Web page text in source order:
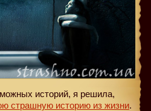
историй, я решила,
страшную историю из жизни.